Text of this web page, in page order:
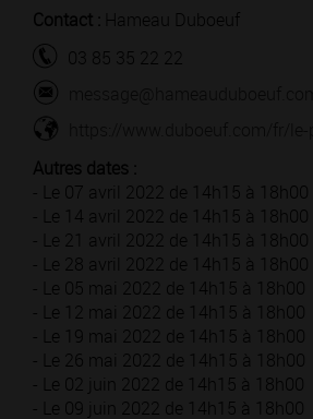
Contact : Hameau Duboeuf
03 85 35 22 22
Autres dates :
- Le 07 avril 2022 de 14h15 à 18h00
- Le 14 avril 2022 de 14h15 à 18h00
- Le 21 avril 2022 de 14h15 à 18h00
- Le 28 avril 2022 de 14h15 à 18h00
- Le 05 mai 2022 de 14h15 à 18h00
- Le 12 mai 2022 de 14h15 à 18h00
- Le 19 mai 2022 de 14h15 à 18h00
- Le 26 mai 2022 de 14h15 à 18h00
- Le 02 juin 2022 de 14h15 à 18h00
- Le 09 juin 2022 de 14h15 à 18h00